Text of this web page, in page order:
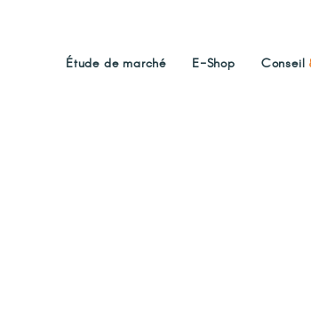
Étude de marché E-Shop Conseil